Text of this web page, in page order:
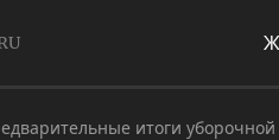
итоги уборочной